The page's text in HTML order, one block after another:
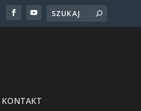
KONTAKT